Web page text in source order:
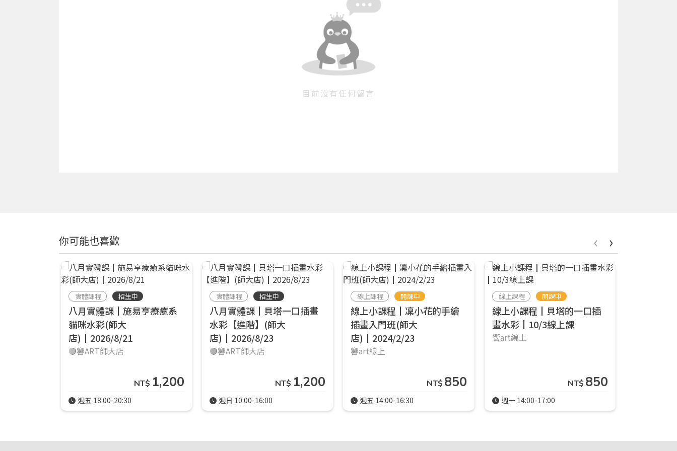
目前沒有任何留言
你可能也喜歡
實體課程 招生中
八月實體課┃施易亨療癒系
貓咪水彩(師大
店)┃2026/8/21
🔴響ART師大店
NT$ 1,200
週五 18:00-20:30
實體課程 招生中
八月實體課┃貝塔一口插畫
水彩【進階】(師大
店)┃2026/8/23
🔴響ART師大店
NT$ 1,200
週日 10:00-16:00
線上課程 開課中
線上小課程┃凜小花的手繪
插畫入門班(師大
店)┃2024/2/23
響art線上
NT$ 850
週五 14:00-16:30
線上課程 開課中
線上小課程┃貝塔的一口插
畫水彩┃10/3線上課
響art線上
NT$ 850
週一 14:00-17:00
‹ ›